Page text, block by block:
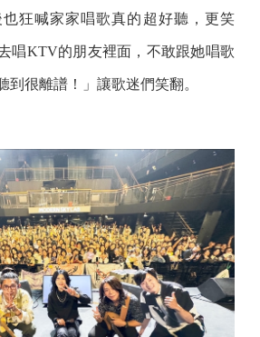
狂喊家家唱歌真的超好聽，更笑
唱KTV的朋友裡面，不敢跟她唱歌
到很離譜！」讓歌迷們笑翻。